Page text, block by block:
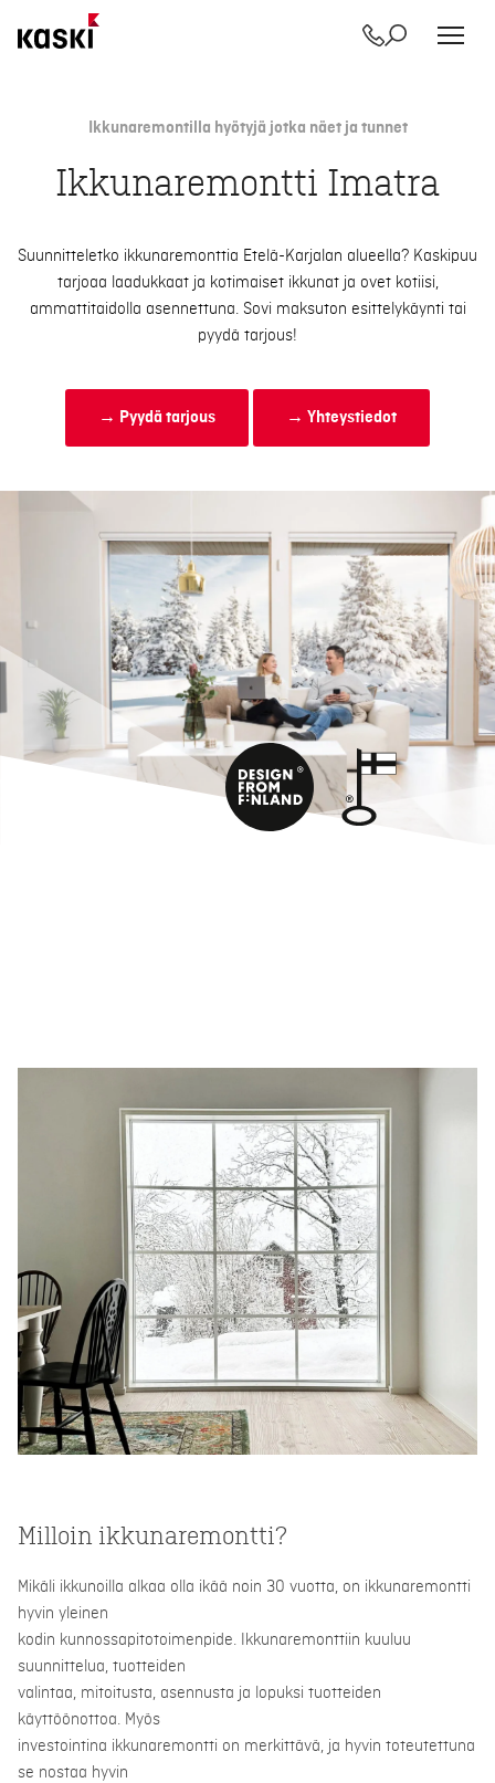
Yhteystiedot
Etsi
Ikkunaremontilla hyötyjä jotka näet ja tunnet
Ikkunaremontti Imatra
Suunnitteletko ikkunaremonttia Etelä-Karjalan alueella? Kaskipuu
tarjoaa laadukkaat ja kotimaiset ikkunat ja ovet kotiisi,
ammattitaidolla asennettuna. Sovi maksuton esittelykäynti tai
pyydä tarjous!
→ Pyydä tarjous → Yhteystiedot
Milloin ikkunaremontti?
Mikäli ikkunoilla alkaa olla ikää noin 30 vuotta, on ikkunaremontti
hyvin yleinen
kodin kunnossapitotoimenpide. Ikkunaremonttiin kuuluu
suunnittelua, tuotteiden
valintaa, mitoitusta, asennusta ja lopuksi tuotteiden
käyttöönottoa. Myös
investointina ikkunaremontti on merkittävä, ja hyvin toteutettuna
se nostaa hyvin